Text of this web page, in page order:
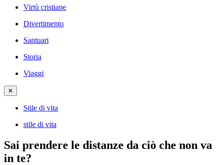
Virtù cristiane
Divertimento
Santuari
Storia
Viaggi
✕
Stile di vita
stile di vita
Sai prendere le distanze da ciò che non va
in te?